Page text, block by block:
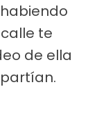
te
de ella